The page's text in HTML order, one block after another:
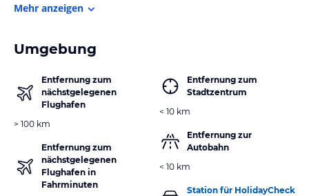
Mehr anzeigen
Umgebung
Entfernung zum
nächstgelegenen
Flughafen
> 100 km
Entfernung zum
nächstgelegenen
Flughafen in
Fahrminuten
Entfernung zum
Stadtzentrum
< 10 km
Entfernung zur
Autobahn
< 10 km
Station für HolidayCheck